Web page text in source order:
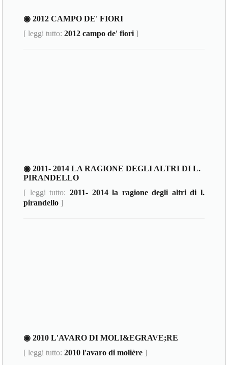
◉ 2012 CAMPO DE' FIORI
[ leggi tutto:2012 campo de' fiori ]
◉ 2011- 2014 LA RAGIONE DEGLI ALTRI DI L.
PIRANDELLO
[ leggi tutto: 2011- 2014 la ragione degli altri di l.
pirandello ]
◉ 2010 L'AVARO DI MOLI&EGRAVE;RE
[ leggi tutto:2010 l'avaro di molière ]